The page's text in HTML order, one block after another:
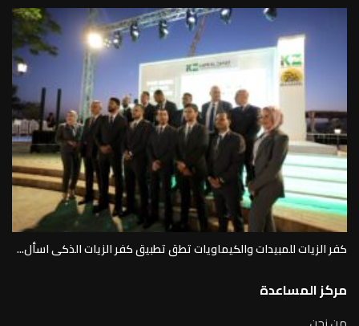
كفر الزيات للمبيدات والكيماويات تطق تطبيق كفر الزيات الذكى اسأل...
مركز المساعدة